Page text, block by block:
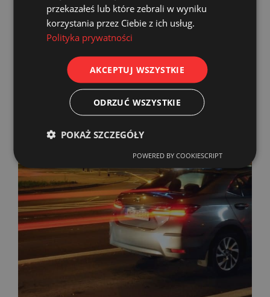
przekazałeś lub które zebrali w wyniku
korzystania przez Ciebie z ich usług.
Polityka prywatności
AKCEPTUJ WSZYSTKIE
ODRZUĆ WSZYSTKIE
POKAŻ SZCZEGÓŁY
POWERED BY COOKIESCRIPT